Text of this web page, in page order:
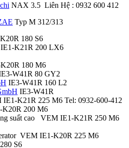
NAX 3.5 Liên Hệ : 0932 600 412
Typ M 312/313
180 S6
K21R 200 LX6
180 M6
W41R 80 GY2
IE3-W41R 160 L2
IE3-W41R
K21R 225 M6 Tel: 0932-600-412
200 M6
suất cao VEM IE1-K21R 250 M6
VEM IE1-K20R 225 M6
S6